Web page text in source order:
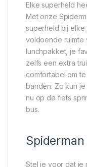
Elke superheld
Met onze
superheld bij elke
voldoende ruimte
lunchpakket, je
zelfs een extra
comfortabel om
banden. Zo kun
nu op de fiets
bus.
Stel je voor dat je